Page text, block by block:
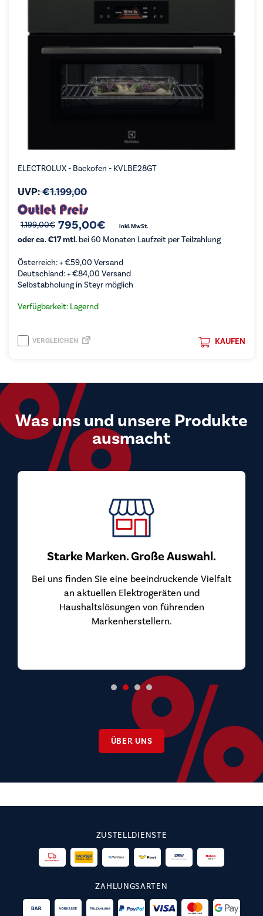
ELECTROLUX - Backofen - KVLBE28GT
UVP:€1.199,00
€
1.199,00
Ursprünglicher
Preis
war:
€1.199,00
€
795,00
Aktueller
Preis
ist:
€795,00.
inkl. MwSt.
oder ca. €17 mtl. bei 60 Monaten Laufzeit per Teilzahlung
Österreich: +€59,00 Versand
Deutschland: +€84,00 Versand
Selbstabholung in Steyr möglich
Verfügbarkeit: Lagernd
KAUFEN
VERGLEICHEN
Was uns und unsere Produkte
ausmacht
Starke Marken. Große Auswahl.
Bei uns finden Sie eine beeindruckende Vielfalt
an aktuellen Elektrogeräten und
Haushaltslösungen von führenden
Markenherstellern.
ÜBER UNS
ZUSTELLDIENSTE
ZAHLUNGSARTEN